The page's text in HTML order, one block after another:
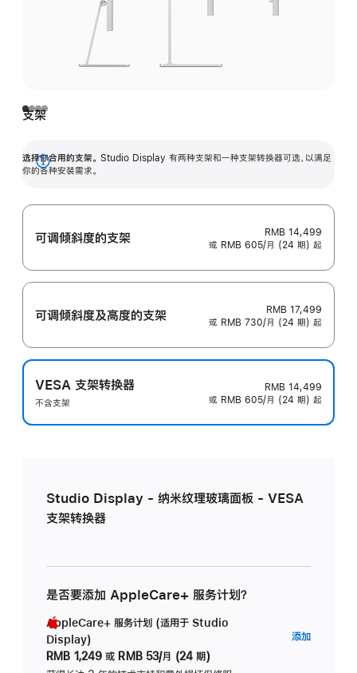
支架
选择你合用的支架。 Studio Display 有两种支架和一种支架转换器可选，以满足
你的各种安装需求。
展
可调倾斜度的支架
RMB 14,499
或 RMB 605/月 (24 期) 起
可调倾斜度及高‍度的支‍架
RMB 17,499
或 RMB 730/月 (24 期) 起
VESA 支架转换器
不含支架
RMB 14,499
或 RMB 605/月 (24 期) 起
Studio Display - 纳米纹理玻璃面板 - VESA
支架转换器
是否要添加 AppleCare+ 服务计划？
AppleCare+ 服务计划 (适用于 Studio
Display)
RMB 1,249 或 RMB 53/月 (24 期)
添加